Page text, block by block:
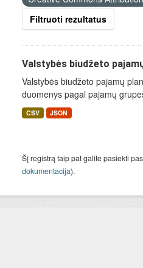
Filtruoti rezultatus
Valstybės biudžeto
Valstybės biudžeto pajamų
duomenys pagal pajamų
CSV JSON
Šį registrą taip pat galite pasiekti
dokumentacija).